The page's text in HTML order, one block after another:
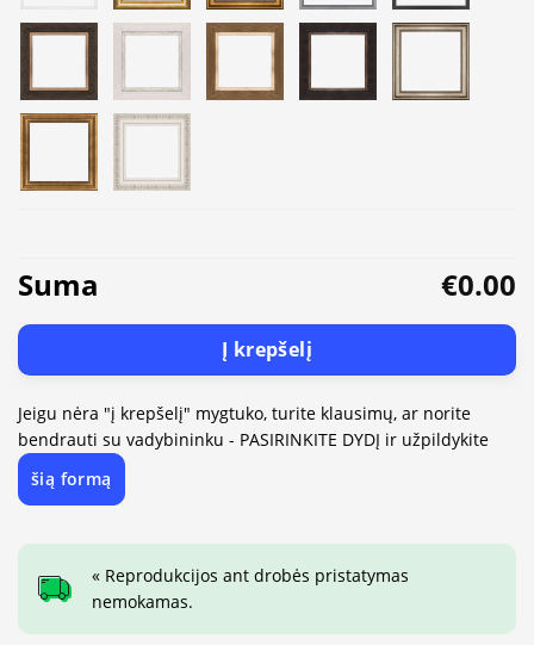
Suma €0.00
Į krepšelį
Jeigu nėra "į krepšelį" mygtuko, turite klausimų, ar norite
bendrauti su vadybininku - PASIRINKITE DYDĮ ir užpildykite
šią formą
« Reprodukcijos ant drobės pristatymas
nemokamas.